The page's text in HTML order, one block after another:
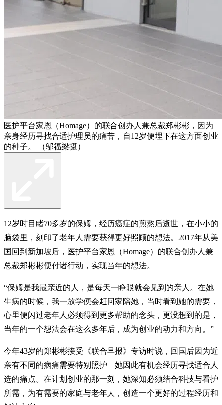
医护平台家恩（Homage）的联合创办人兼总裁郑彬彬，因为
亲身经历寻找合适护理员的痛苦，自12岁便埋下在这方面创业
的种子。 （邬福梁摄）
12岁时目睹70多岁的保姆，经历癌症的煎熬后逝世，在小小的
脑袋里，刻印了老年人需要获得更好照顾的想法。2017年从美
国回到新加坡后，医护平台家恩（Homage）的联合创办人兼
总裁郑彬彬便付诸行动，实现当年的想法。
“保姆是我最亲近的人，是每天一睁眼就会见到的亲人。在她
生病的时候，我一放学便会赶回家陪她，当时看到她的需要，
心里便闪过老年人必须得到更多帮助的念头，更没想到的是，
当年的一个想法会在这么多年后，成为创业的动力和方向。”
今年43岁的郑彬彬接受《联合早报》专访时说，回国后因为近
亲有不同的病痛需要特别照护，她因此有机会经历寻找适合人
选的痛点。在计划创业的那一刻，她深知必须结合科技与看护
所需，为有需要的家庭与老年人，创造一个更好的过程经历和